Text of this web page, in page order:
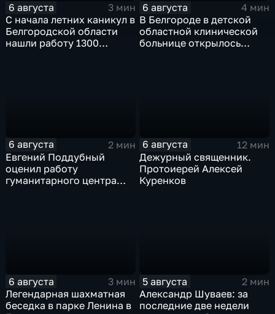
6 августа
3 мин
С начала летних каникул в
Белгородской области
нашли работу 1300
6 августа
4 мин
В Белгороде в детской
областной клинической
больнице открылось
6 августа
2 мин
Евгений Поддубный
оценил работу
гуманитарного центра
6 августа
12 мин
Дежурный священник.
Протоиерей Алексей
Куренков
6 августа
3 мин
Легендарная шахматная
беседка в парке Ленина в
5 августа
2 мин
Александр Шуваев: за
последние две недели